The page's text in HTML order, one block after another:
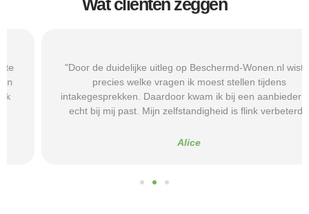
Wat cliënten zeggen
"Door de duidelijke uitleg op Beschermd-Wonen.nl wist ik
precies welke vragen ik moest stellen tijdens
intakegesprekken. Daardoor kwam ik bij een aanbieder die
echt bij mij past. Mijn zelfstandigheid is flink verbeterd."